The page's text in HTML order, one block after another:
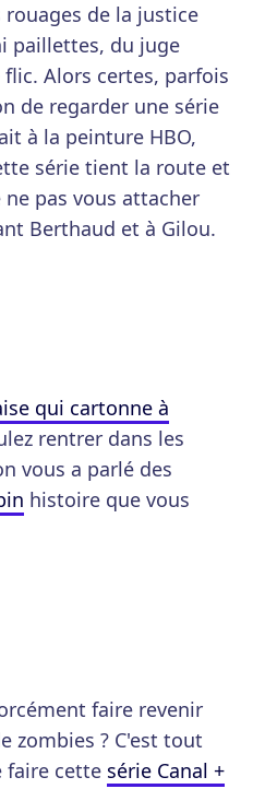
de la justice
paillettes, du juge
Alors certes, parfois
de regarder une série
à la peinture HBO,
série tient la route et
pas vous attacher
Berthaud et à Gilou.
qui cartonne à
rentrer dans les
vous a parlé des
histoire que vous
faire revenir
zombies ? C'est tout
faire cette série Canal +